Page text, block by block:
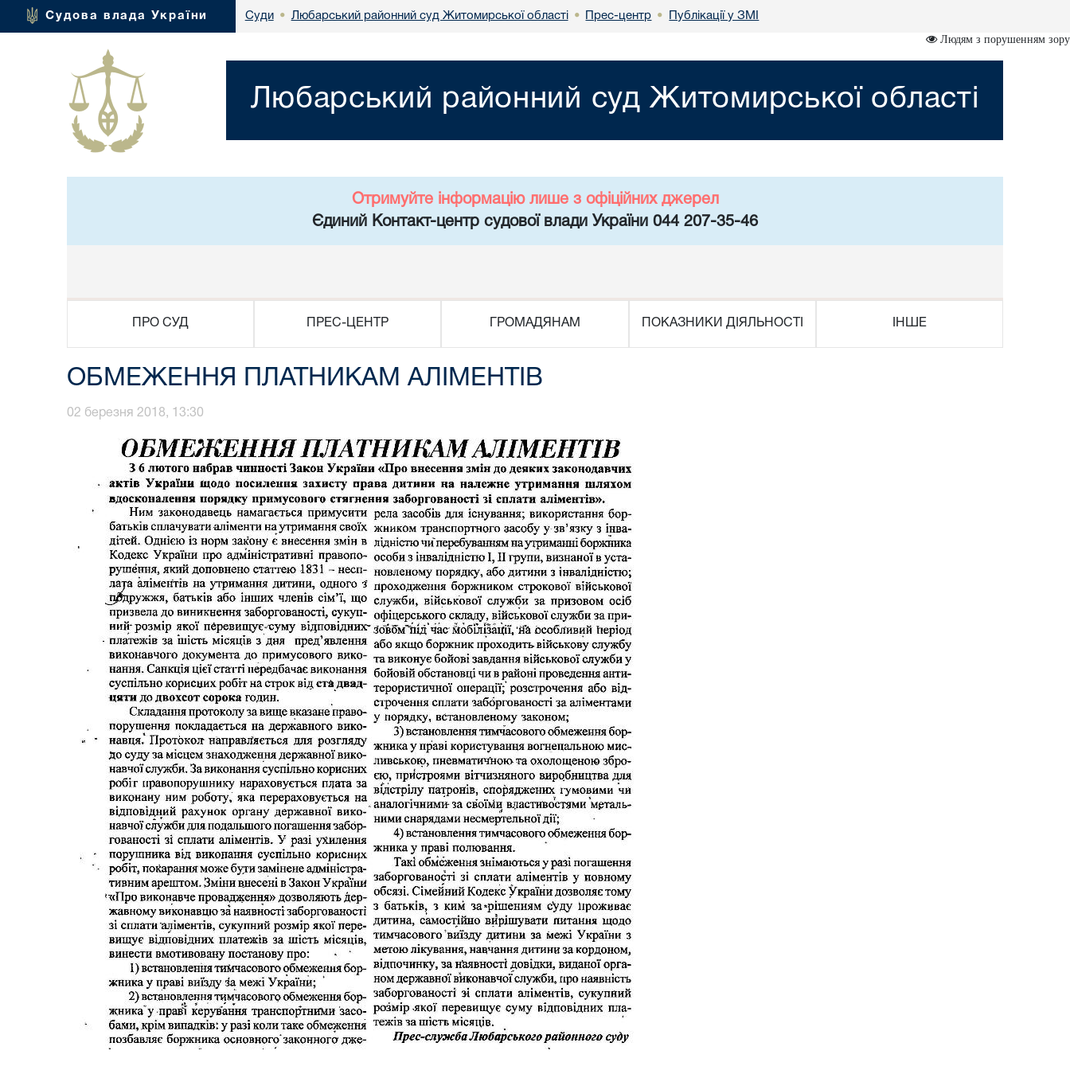
Судова влада України Суди • Любарський районний суд Житомирської області • Прес-центр • Публікації у ЗМІ
Людям з порушенням зору
Любарський районний суд Житомирської області
Отримуйте інформацію лише з офіційних джерел
Єдиний Контакт-центр судової влади України 044 207-35-46
ПРО СУД ПРЕС-ЦЕНТР ГРОМАДЯНАМ ПОКАЗНИКИ ДІЯЛЬНОСТІ ІНШЕ
ОБМЕЖЕННЯ ПЛАТНИКАМ АЛІМЕНТІВ
02 березня 2018, 13:30